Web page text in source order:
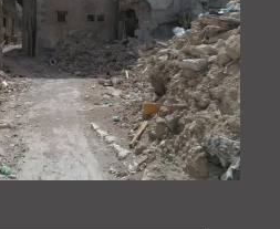
CARTE
COLLECTIONS